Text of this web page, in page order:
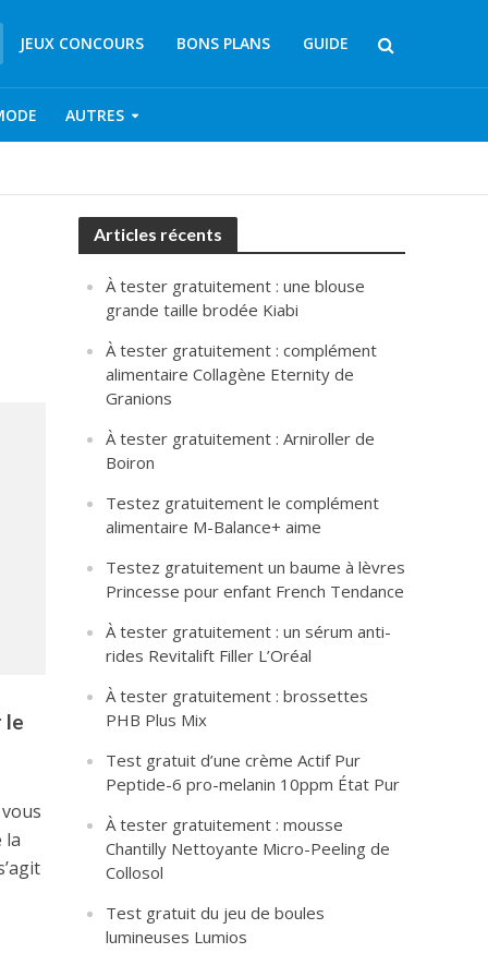
JEUX CONCOURS BONS PLANS GUIDE
AUTRES
le
la
Articles récents
À tester gratuitement : une blouse
grande taille brodée Kiabi
À tester gratuitement : complément
alimentaire Collagène Eternity de
Granions
À tester gratuitement : Arniroller de
Boiron
Testez gratuitement le complément
alimentaire M-Balance+ aime
Testez gratuitement un baume à lèvres
Princesse pour enfant French Tendance
À tester gratuitement : un sérum anti-
rides Revitalift Filler L’Oréal
À tester gratuitement : brossettes
PHB Plus Mix
Test gratuit d’une crème Actif Pur
Peptide-6 pro-melanin 10ppm État Pur
À tester gratuitement : mousse
Chantilly Nettoyante Micro-Peeling de
Collosol
Test gratuit du jeu de boules
lumineuses Lumios